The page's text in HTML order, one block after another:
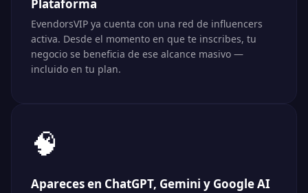
🌐
Plataforma
EvendorsVIP ya cuenta con una red de influencers
activa. Desde el momento en que te inscribes, tu
negocio se beneficia de ese alcance masivo —
incluido en tu plan.
🧠
Apareces en ChatGPT, Gemini y Google AI